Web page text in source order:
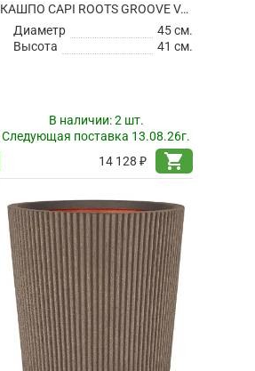
КАШПО CAPI ROOTS GROOVE VASE CONICAL BLACK
Диаметр
45 см.
Высота
41 см.
В наличии:2 шт.
Следующая поставка 13.08.26г.
14 128 ₽
shopping_cart